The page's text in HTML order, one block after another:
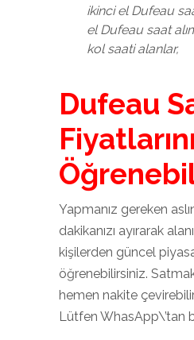
ikinci el Dufeau
el Dufeau saat
kol saati alanlar,
Dufeau
Yapmanız gereken
dakikanızı ayırarak
kişilerden güncel
öğrenebilirsiniz.
hemen nakite
Lütfen WhasApp\’tan